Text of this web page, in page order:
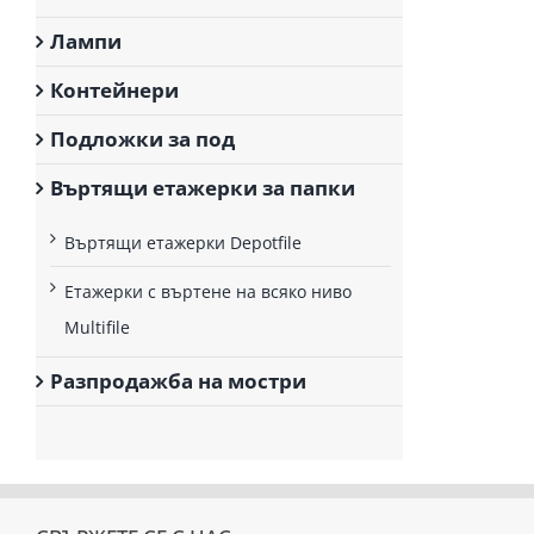
Лампи
Контейнери
Подложки за под
Въртящи етажерки за папки
Въртящи етажерки Depotfile
Етажерки с въртене на всяко ниво
Multifile
Разпродажба на мостри